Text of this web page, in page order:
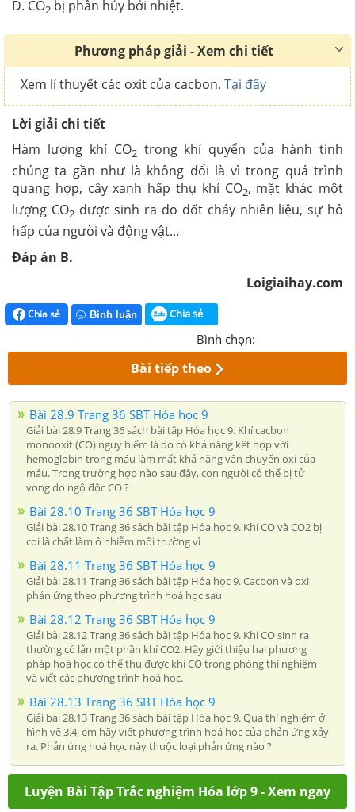
D. CO2 bị phân hủy bởi nhiệt.
Phương pháp giải - Xem chi tiết
Xem lí thuyết các oxit của cacbon. Tại đây
Lời giải chi tiết
Hàm lượng khí CO2trong khí quyển của hành tinh
chúng ta gần như là không đổi là vì trong quá trình
quang hợp, cây xanh hấp thụ khí CO2, mặt khác một
lượng CO2được sinh ra do đốt cháy nhiên liệu, sự hô
hấp của ngưòi và động vật...
Đáp án B.
Loigiaihay.com
Chia sẻ Bình luận Chia sẻ
Bình chọn:
Bài tiếp theo
Bài 28.9 Trang 36 SBT Hóa học 9
Giải bài 28.9 Trang 36 sách bài tập Hóa học 9. Khí cacbon
monooxit (CO) nguy hiểm là do có khả năng kết hợp với
hemoglobin trong máu làm mất khả năng vận chuyển oxi của
máu. Trong trường hợp nào sau đây, con người có thể bị tử
vong do ngộ độc CO ?
Bài 28.10 Trang 36 SBT Hóa học 9
Giải bài 28.10 Trang 36 sách bài tập Hóa học 9. Khí CO và CO2 bị
coi là chất làm ô nhiễm môi trường vì
Bài 28.11 Trang 36 SBT Hóa học 9
Giải bài 28.11 Trang 36 sách bài tập Hóa học 9. Cacbon và oxi
phản ứng theo phương trình hoá học sau
Bài 28.12 Trang 36 SBT Hóa học 9
Giải bài 28.12 Trang 36 sách bài tập Hóa học 9. Khí CO sinh ra
thường có lẫn một phần khí CO2. Hãy giới thiệu hai phương
pháp hoá học có thể thu được khí CO trong phòng thí nghiệm
và viết các phương trình hoá học.
Bài 28.13 Trang 36 SBT Hóa học 9
Giải bài 28.13 Trang 36 sách bài tập Hóa học 9. Qua thí nghiệm ở
hình vẽ 3.4, em hãy viết phương trình hoá học của phản ứng xảy
ra. Phản ứng hoá học này thuộc loại phản ứng nào ?
Luyện Bài Tập Trắc nghiệm Hóa lớp 9 - Xem ngay